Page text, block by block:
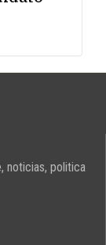
noticias, politica